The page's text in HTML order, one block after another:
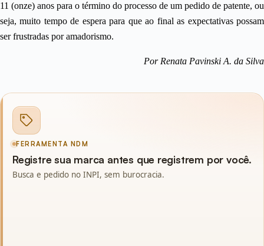
11 (onze) anos para o término do processo de um pedido de patente, ou
seja, muito tempo de espera para que ao final as expectativas possam
ser frustradas por amadorismo.
Por Renata Pavinski A. da Silva
FERRAMENTA NDM
Registre sua marca antes que registrem por você.
Busca e pedido no INPI, sem burocracia.